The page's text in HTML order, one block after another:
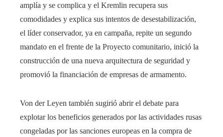
amplía y se complica y el Kremlin recupera sus
comodidades y explica sus intentos de desestabilización,
el líder conservador, ya en campaña, repite un segundo
mandato en el frente de la Proyecto comunitario, inició la
construcción de una nueva arquitectura de seguridad y
promovió la financiación de empresas de armamento.
Von der Leyen también sugirió abrir el debate para
explotar los beneficios generados por las actividades rusas
congeladas por las sanciones europeas en la compra de